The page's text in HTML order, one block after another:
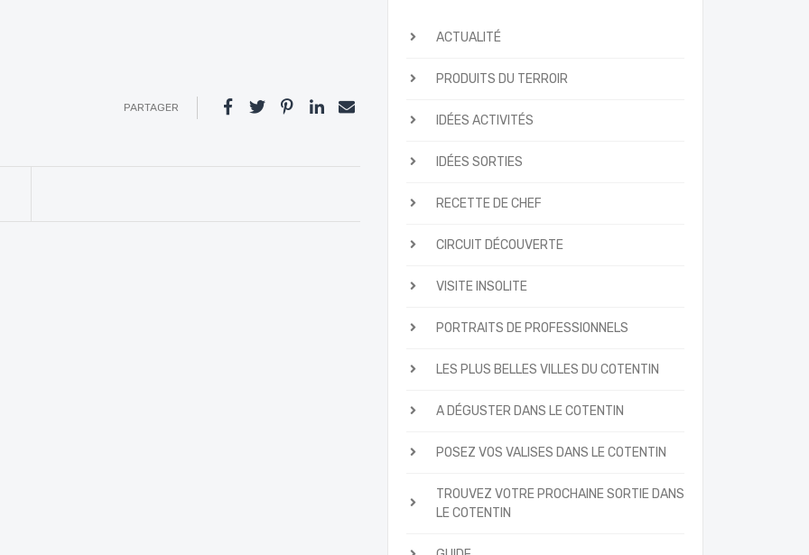
PARTAGER
ACTUALITÉ
PRODUITS DU TERROIR
IDÉES ACTIVITÉS
IDÉES SORTIES
RECETTE DE CHEF
CIRCUIT DÉCOUVERTE
VISITE INSOLITE
PORTRAITS DE PROFESSIONNELS
LES PLUS BELLES VILLES DU COTENTIN
A DÉGUSTER DANS LE COTENTIN
POSEZ VOS VALISES DANS LE COTENTIN
TROUVEZ VOTRE PROCHAINE SORTIE DANS
LE COTENTIN